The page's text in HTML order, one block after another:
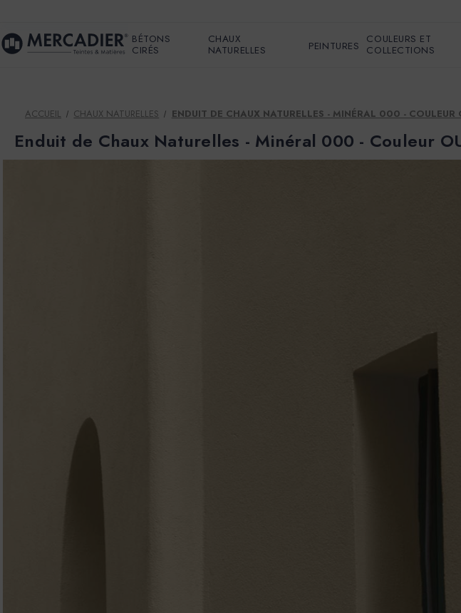
BÉTONS
CIRÉS
CHAUX
NATURELLES
PEINTURES
COULEURS ET
COLLECTIONS
ACCUEIL CHAUX NATURELLES ENDUIT DE CHAUX NATURELLES - MINÉRAL 000 - COULEUR
Enduit de Chaux Naturelles - Minéral 000 - Couleur